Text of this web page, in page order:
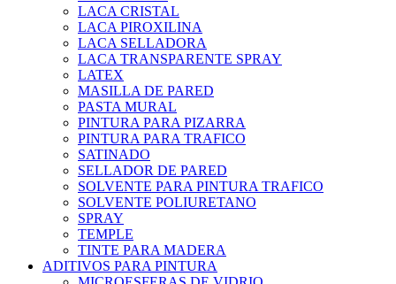
LACA CRISTAL
LACA PIROXILINA
LACA SELLADORA
LACA TRANSPARENTE SPRAY
LATEX
MASILLA DE PARED
PASTA MURAL
PINTURA PARA PIZARRA
PINTURA PARA TRAFICO
SATINADO
SELLADOR DE PARED
SOLVENTE PARA PINTURA TRAFICO
SOLVENTE POLIURETANO
SPRAY
TEMPLE
TINTE PARA MADERA
ADITIVOS PARA PINTURA